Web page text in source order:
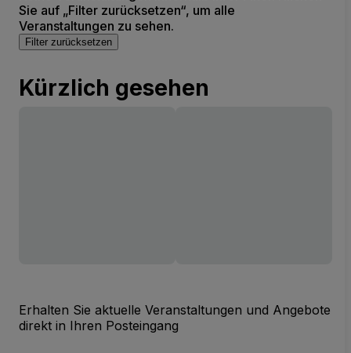
Sie auf „Filter zurücksetzen“, um alle
Veranstaltungen zu sehen.
Filter zurücksetzen
Kürzlich gesehen
Erhalten Sie aktuelle Veranstaltungen und Angebote
direkt in Ihren Posteingang